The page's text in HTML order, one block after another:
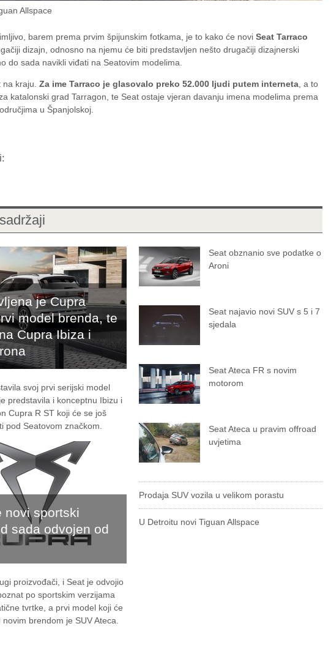
Allspace
barem prema prvim špijunskim fotkama, je to kako će novi Seat Tarraco
dizajn, odnosno na njemu će biti predstavljen nešto drugačiji dizajnerski
do sada navikli viđati na Seatovim modelima.
kraju. Za ime Tarraco je glasovalo preko 52.000 ljudi putem interneta , a to
katalonski grad Tarragon, te Seat ostaje vjeran davanju imena modelima prema
u Španjolskoj.
je Cupra
model brenda, te
Cupra Ibiza i
svoj prvi serijski model
predstavila i konceptnu Ibizu i
Cupra R ST koji će se još
pod Seatovom značkom.
novi sportski
sada odvojen od
proizvođači, i Seat je odvojio
po sportskim verzijama
tvrtke, a prvi model koji će
brendom je SUV Ateca.
Seat obznanio sve podatke o
Aroni
Seat najavio novi SUV s 5 i 7
sjedala
Seat Ateca FR s novim
motorom
Seat Ateca u pravim offroad
uvjetima
Prodaja SUV vozila u velikom porastu
U Detroitu novi Tiguan Allspace